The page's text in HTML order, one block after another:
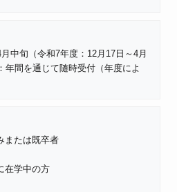
中旬（令和7年度：12月17日～4月
間を通じて随時受付（年度によ
または既卒者
在学中の方